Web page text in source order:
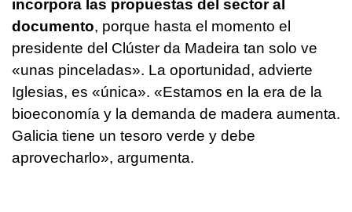
incorpora las propuestas del sector al
documento, porque hasta el momento el
presidente del Clúster da Madeira tan solo ve
«unas pinceladas». La oportunidad, advierte
Iglesias, es «única». «Estamos en la era de la
bioeconomía y la demanda de madera aumenta.
Galicia tiene un tesoro verde y debe
aprovecharlo», argumenta.